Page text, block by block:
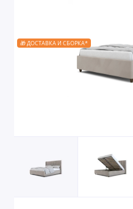
🎁 ДОСТАВКА И СБОРКА*